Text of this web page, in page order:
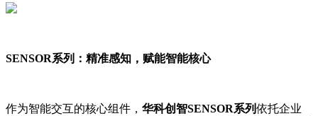
SENSOR系列：精准感知，赋能智能核心
作为智能交互的核心组件， 华科创智SENSOR系列依托企业